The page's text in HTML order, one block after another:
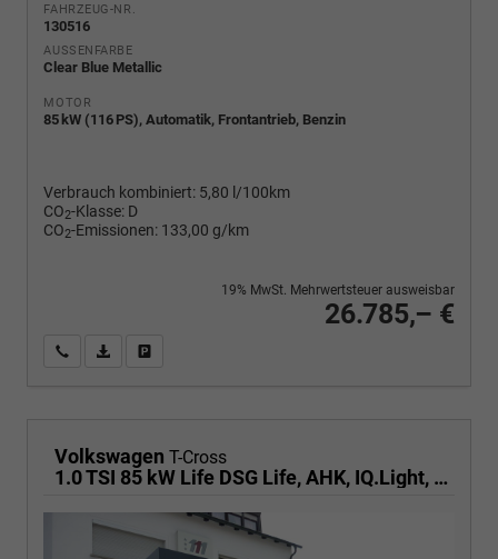
FAHRZEUG-NR.
130516
AUSSENFARBE
Clear Blue Metallic
MOTOR
85 kW (116 PS), Automatik, Frontantrieb, Benzin
Verbrauch kombiniert: 5,80 l/100km
CO2-Klasse: D
CO2-Emissionen: 133,00 g/km
26.785,– €
19% MwSt. Mehrwertsteuer ausweisbar
Wir rufen Sie anPDF-Fahrzeugexposé drucken
Volkswagen T-Cross
1.0 TSI 85 kW Life DSG Life, AHK, IQ.Light, Kamera, ACC, Side, Winter, 17-Zoll